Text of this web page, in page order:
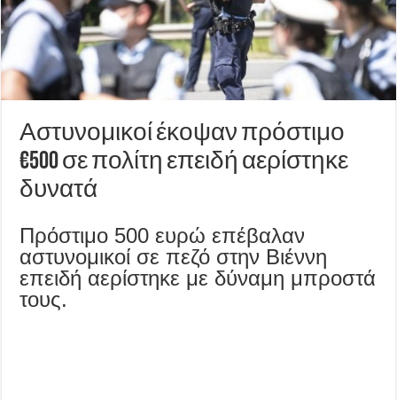
Αστυνομικοί έκοψαν πρόστιμο
€500 σε πολίτη επειδή αερίστηκε
δυνατά
Πρόστιμο 500 ευρώ επέβαλαν
αστυνομικοί σε πεζό στην Βιέννη
επειδή αερίστηκε με δύναμη μπροστά
τους.